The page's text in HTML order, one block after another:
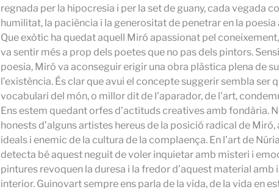
regnada per la hipocresia i per la set de guany, cada vegada
humilitat, la paciència i la generositat de penetrar en la
Que exòtic ha quedat aquell Miró apassionat pel
va sentir més a prop dels poetes que no pas dels pintors.
poesia, Miró va aconseguir erigir una obra plàstica plena de
l’existència. És clar que avui el concepte suggerir sembla ser
vocabulari del món, o millor dit de l’aparador, de l’art,
Ens estem quedant orfes d’actituds creatives amb fondària.
honests d’alguns artistes hereus de la posició radical de
ideals i enemic de la cultura de la complaença. En l’art de
detecta bé aquest neguit de voler inquietar amb misteri i
pintures revoquen la duresa i la fredor d’aquest material
interior. Guinovart sempre ens parla de la vida, de la vida en